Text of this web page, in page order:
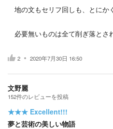
地の文もセリフ回しも、とにか
必要無いものは全て削ぎ落とさ
2 2020年7月30日 16:50
文野麗
152件のレビューを投稿
★★★ Excellent!!!
夢と芸術の美しい物語